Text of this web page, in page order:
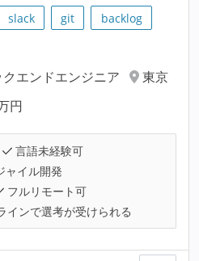
slack git
backlog
エンドエンジニア
東京
円
言語未経験可
ャイル開発
フルリモート可
インで選考が受けられる